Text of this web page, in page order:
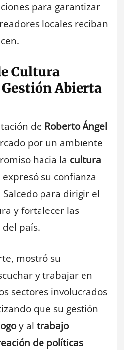
para garantizar
locales reciban
Cultura
Abierta
de Roberto Ángel
por un ambiente
hacia la cultura
expresó su confianza
para dirigir el
y fortalecer las
país.
mostró su
y trabajar en
sectores involucrados
que su gestión
y al trabajo
de políticas